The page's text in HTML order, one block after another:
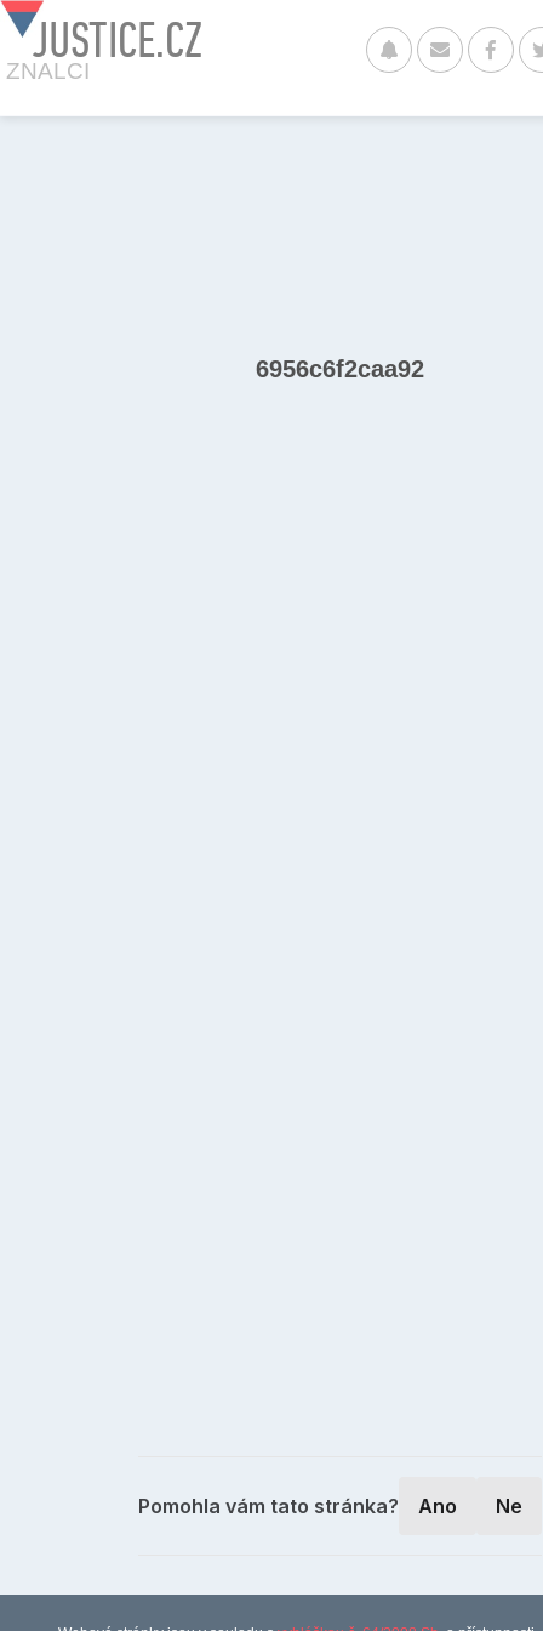
JUSTICE.CZ
ZNALCI
6956c6f2caa92
Pomohla vám tato stránka? Ano Ne